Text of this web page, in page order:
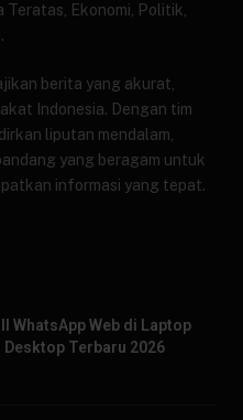
Ekonomi, Politik,
berita yang akurat,
Indonesia. Dengan tim
liputan mendalam,
yang beragam untuk
informasi yang tepat.
WhatsApp Web di Laptop
Terbaru 2026